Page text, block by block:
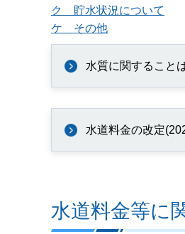
ク 貯水状況について
ケ その他
水質に関すること
水道料金の改定
水道料金等に